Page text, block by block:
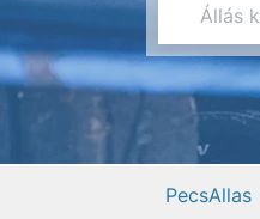
PecsAllas